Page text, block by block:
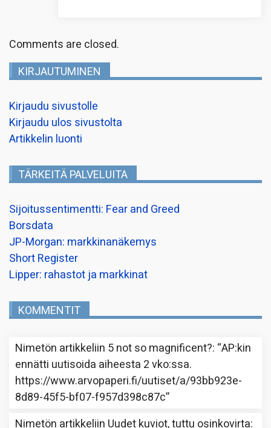
Comments are closed.
KIRJAUTUMINEN
Kirjaudu sivustolle
Kirjaudu ulos sivustolta
Artikkelin luonti
TÄRKEITÄ PALVELUITA
Sijoitussentimentti: Fear and Greed
Borsdata
JP-Morgan: markkinanäkemys
Short Register
Lipper: rahastot ja markkinat
KOMMENTIT
Nimetön artikkeliin 5 not so magnificent?: “AP:kin
ennätti uutisoida aiheesta 2 vko:ssa.
https://www.arvopaperi.fi/uutiset/a/93bb923e-
8d89-45f5-bf07-f957d398c87c”
Nimetön artikkeliin Uudet kuviot, tuttu osinkovirta: